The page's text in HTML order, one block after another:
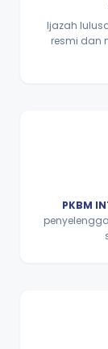
Ijazah
resmi dan
PKBM